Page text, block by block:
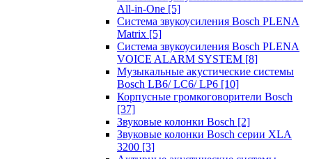
All-in-One [5]
Система звукоусиления Bosch PLENA
Matrix [5]
Система звукоусиления Bosch PLENA
VOICE ALARM SYSTEM [8]
Музыкальные акустические системы
Bosch LB6/ LC6/ LP6 [10]
Корпусные громкоговорители Bosch
[37]
Звуковые колонки Bosch [2]
Звуковые колонки Bosch серии XLA
3200 [3]